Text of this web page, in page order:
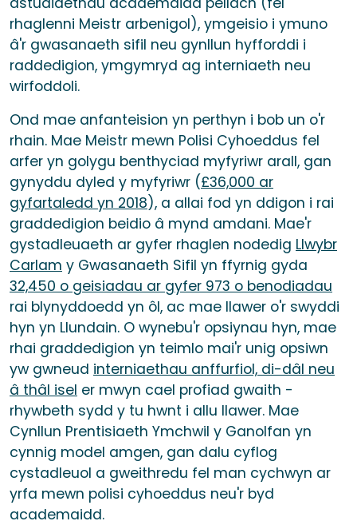
rhaglenni Meistr arbenigol), ymgeisio i ymuno
â'r gwasanaeth sifil neu gynllun hyfforddi i
raddedigion, ymgymryd ag interniaeth neu
wirfoddoli.
Ond mae anfanteision yn perthyn i bob un o'r
rhain. Mae Meistr mewn Polisi Cyhoeddus fel
arfer yn golygu benthyciad myfyriwr arall, gan
gynyddu dyled y myfyriwr (£36,000 ar
gyfartaledd yn 2018), a allai fod yn ddigon i rai
graddedigion beidio â mynd amdani. Mae'r
gystadleuaeth ar gyfer rhaglen nodedig Llwybr
Carlam y Gwasanaeth Sifil yn ffyrnig gyda
32,450 o geisiadau ar gyfer 973 o benodiadau
rai blynyddoedd yn ôl, ac mae llawer o'r swyddi
hyn yn Llundain. O wynebu'r opsiynau hyn, mae
rhai graddedigion yn teimlo mai'r unig opsiwn
yw gwneud interniaethau anffurfiol, di-dâl neu
â thâl isel er mwyn cael profiad gwaith -
rhywbeth sydd y tu hwnt i allu llawer. Mae
Cynllun Prentisiaeth Ymchwil y Ganolfan yn
cynnig model amgen, gan dalu cyflog
cystadleuol a gweithredu fel man cychwyn ar
yrfa mewn polisi cyhoeddus neu'r byd
academaidd.